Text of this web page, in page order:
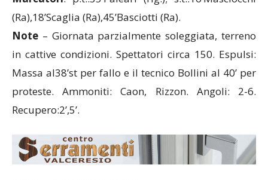
: p.t.:35’Paleari (rig.); s.t.:16’Masciocchi
(Ra),18’Scaglia (Ra),45’Basciotti (Ra).
– Giornata parzialmente soleggiata, terreno
in cattive condizioni. Spettatori circa 150. Espulsi:
Massa al38’st per fallo e il tecnico Bollini al 40’ per
proteste. Ammoniti: Caon, Rizzon. Angoli: 2-6.
Recupero:2’,5’.